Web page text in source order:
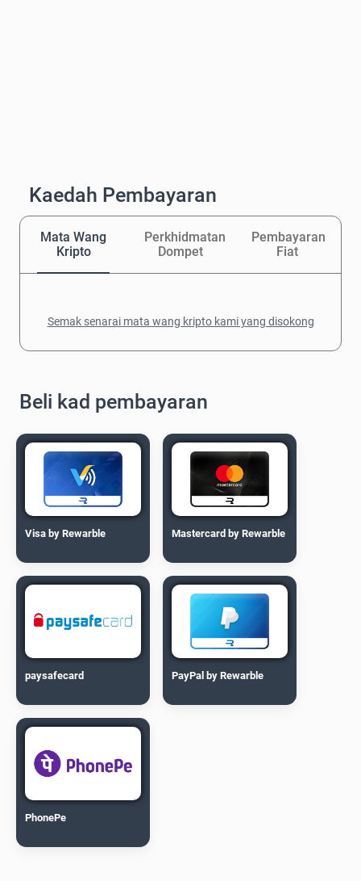
Kaedah Pembayaran
Mata Wang
Kripto
Perkhidmatan
Dompet
Pembayaran
Fiat
Semak senarai mata wang kripto kami yang disokong
Beli kad pembayaran
Visa by Rewarble Mastercard by Rewarble
paysafecard PayPal by Rewarble
PhonePe